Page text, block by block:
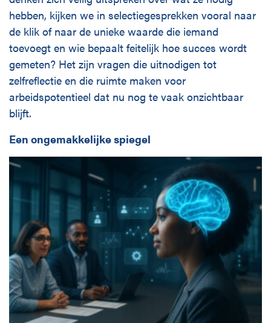
hebben, kijken we in selectiegesprekken vooral naar
de klik of naar de unieke waarde die iemand
toevoegt en wie bepaalt feitelijk hoe succes wordt
gemeten? Het zijn vragen die uitnodigen tot
zelfreflectie en die ruimte maken voor
arbeidspotentieel dat nu nog te vaak onzichtbaar
blijft.
Een ongemakkelijke spiegel